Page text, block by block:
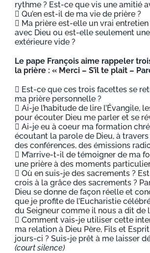
rythme ? Est-ce que vis une amitié
 Qu’en est-il de ma vie de prière ?
 Ma prière est-elle un vrai
avec Dieu ou est-elle seulement
extérieure vide ?
Le pape François aime rappeler
la prière : « Merci – S’il te plait –
 Est-ce que ces trois facettes se
ma prière personnelle ?
 Ai-je l’habitude de lire l’Évangile,
pour écouter Dieu me parler et se
 Ai-je eu à coeur ma formation
écoutant la parole de Dieu, à
des conférences, des émissions
 M’arrive-t-il de témoigner de ma
une prière à des moments
 Où en suis-je des sacrements ?
crois à la grâce des sacrements ?
Dieu se donne de façon réelle et
que je profite de l’Eucharistie
du Seigneur comme il nous a dit de
 Comment vais-je utiliser cette
ma relation à Dieu Père, Fils et
jours-ci ? Suis-je prêt à me laisser
(court silence)